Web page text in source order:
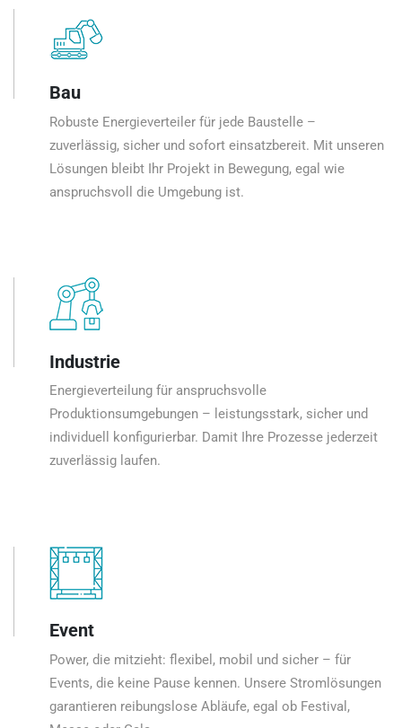
Bau
Robuste Energieverteiler für jede Baustelle –
zuverlässig, sicher und sofort einsatzbereit. Mit unseren
Lösungen bleibt Ihr Projekt in Bewegung, egal wie
anspruchsvoll die Umgebung ist.
Industrie
Energieverteilung für anspruchsvolle
Produktionsumgebungen – leistungsstark, sicher und
individuell konfigurierbar. Damit Ihre Prozesse jederzeit
zuverlässig laufen.
Event
Power, die mitzieht: flexibel, mobil und sicher – für
Events, die keine Pause kennen. Unsere Stromlösungen
garantieren reibungslose Abläufe, egal ob Festival,